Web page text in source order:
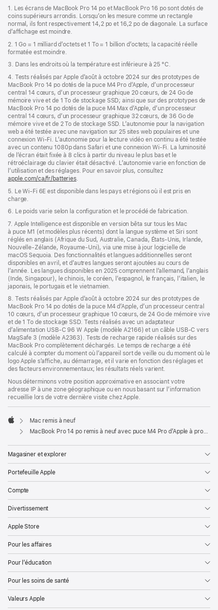
1. Les écrans de MacBook Pro 14 po et MacBook Pro 16 po sont dotés de
coins supérieurs arrondis. Lorsqu’on les mesure comme un rectangle
normal, ils font respectivement 14,2 po et 16,2 po de diagonale. La surface
d’affichage est moindre.
2. 1 Go = 1 milliard d’octets et 1 To = 1 billion d’octets; la capacité réelle
formatée est moindre.
3. Dans les endroits où la température est inférieure à 25 °C.
4. Tests réalisés par Apple d’août à octobre 2024 sur des prototypes de
MacBook Pro 14 po dotés de la puce M4 Pro d’Apple, d’un processeur
central 14 cœurs, d’un processeur graphique 20 cœurs, de 24 Go de
mémoire vive et de 1 To de stockage SSD; ainsi que sur des prototypes de
MacBook Pro 14 po dotés de la puce M4 Max d’Apple, d’un processeur
central 14 cœurs, d’un processeur graphique 32 cœurs, de 36 Go de
mémoire vive et de 2 To de stockage SSD. L’autonomie pour la navigation
web a été testée avec une navigation sur 25 sites web populaires et une
connexion Wi-Fi. L’autonomie pour la lecture vidéo en continu a été testée
avec un contenu 1080p dans Safari et une connexion Wi-Fi. La luminosité
de l’écran était fixée à 8 clics à partir du niveau le plus bas et le
rétroéclairage du clavier était désactivé. L’autonomie varie en fonction de
l’utilisation et des réglages. Pour en savoir plus, consultez
apple.com/ca/fr/batteries.
5. Le Wi‑Fi 6E est disponible dans les pays et régions où il est pris en
charge.
6. Le poids varie selon la configuration et le procédé de fabrication.
7. Apple Intelligence est disponible en version bêta sur tous les Mac
à puce M1 (et modèles plus récents) dont la langue système et Siri sont
réglés en anglais (Afrique du Sud, Australie, Canada, États-Unis, Irlande,
Nouvelle-Zélande, Royaume-Uni), via une mise à jour logicielle de
macOS Sequoia. Des fonctionnalités et langues additionnelles seront
disponibles en avril, et d’autres langues seront ajoutées au cours de
l’année. Les langues disponibles en 2025 comprennent l’allemand, l’anglais
(Inde, Singapour), le chinois, le coréen, l’espagnol, le français, l’italien, le
japonais, le portugais et le vietnamien.
8. Tests réalisés par Apple d’août à octobre 2024 sur des prototypes de
MacBook Pro 14 po dotés de la puce M4 d’Apple, d’un processeur central
10 cœurs, d’un processeur graphique 10 cœurs, de 24 Go de mémoire vive
et de 1 To de stockage SSD. Tests réalisés avec un adaptateur
d’alimentation USB-C 96 W Apple (modèle A2166) et un câble USB-C vers
MagSafe 3 (modèle A2363). Tests de recharge rapide réalisés sur des
MacBook Pro complètement déchargés. Le temps de recharge a été
calculé à compter du moment où l’appareil sort de veille ou du moment où le
logo Apple s’affiche, au démarrage, et il varie en fonction des réglages et
des facteurs environnementaux; les résultats réels varient.
Nous déterminons votre position approximative en associant votre
adresse IP à une zone géographique ou en nous basant sur l’information
recueillie lors de votre dernière visite chez Apple.
Apple
Mac remis à neuf
MacBook Pro 14 po remis à neuf avec puce M4 Pro d’Apple à processeur central 12 cœurs et processeur graphique 16 cœurs - Argent
Magasiner et explorer
Portefeuille Apple
Compte
Divertissement
Apple Store
Pour les affaires
Pour l’éducation
Pour les soins de santé
Valeurs Apple